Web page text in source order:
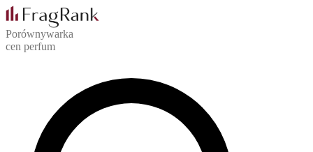
Porównywarka
cen perfum